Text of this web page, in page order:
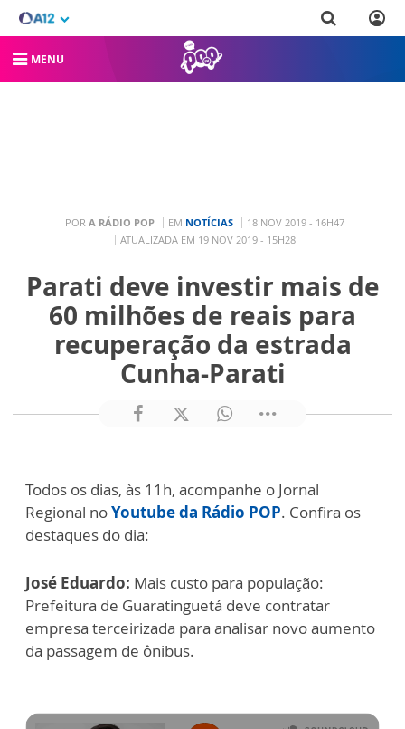
MENU
POR A RÁDIO POP EM NOTÍCIAS
18 NOV 2019 - 16H47
ATUALIZADA EM 19 NOV 2019 - 15H28
Parati deve investir mais de
60 milhões de reais para
recuperação da estrada
Cunha-Parati
Todos os dias, às 11h, acompanhe o Jornal
Regional noYoutube da Rádio POP. Confira os
destaques do dia:
José Eduardo: Mais custo para população:
Prefeitura de Guaratinguetá deve contratar
empresa terceirizada para analisar novo aumento
da passagem de ônibus.